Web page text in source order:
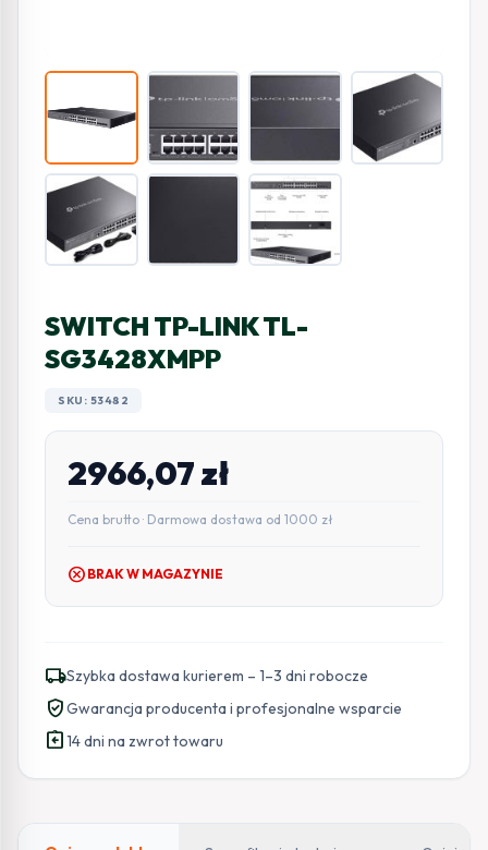
SWITCH TP-LINK TL-
SG3428XMPP
SKU: 53482
2966,07zł
Cena brutto · Darmowa dostawa od 1000 zł
cancel BRAK W MAGAZYNIE
local_shippingSzybka dostawa kurierem – 1–3 dni robocze
verified_userGwarancja producenta i profesjonalne wsparcie
assignment_return14 dni na zwrot towaru